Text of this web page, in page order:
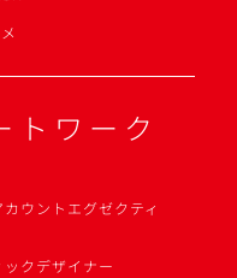
トワーク
ウントエグゼクティ
クデザイナー